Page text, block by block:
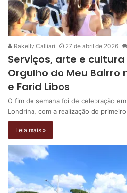
Rakelly Calliari 27 de abril de 2026
Serviços, arte e
Orgulho do Meu Bairro
e Farid Libos
O fim de semana foi de celebração
Londrina, com a realização do
Leia mais »